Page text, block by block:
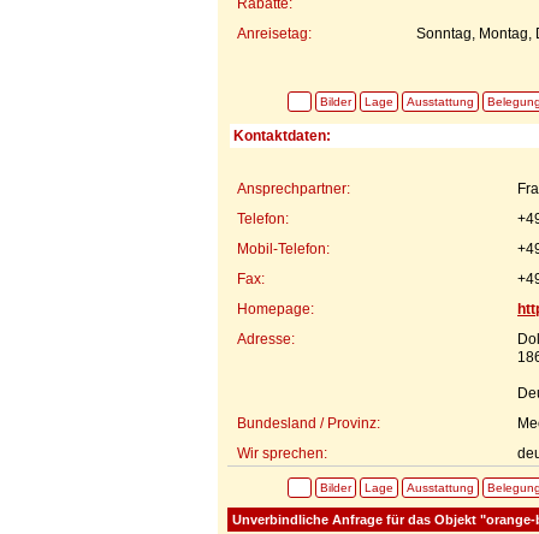
Rabatte:
Anreisetag:
Sonntag, Montag,
Bilder Lage Ausstattung
Kontaktdaten:
Ansprechpartner:
Telefon:
Mobil-Telefon:
Fax:
Homepage:
Adresse:
Bundesland / Provinz:
Wir sprechen:
Bilder Lage Ausstattung
Unverbindliche Anfrage für das Objekt "orange-